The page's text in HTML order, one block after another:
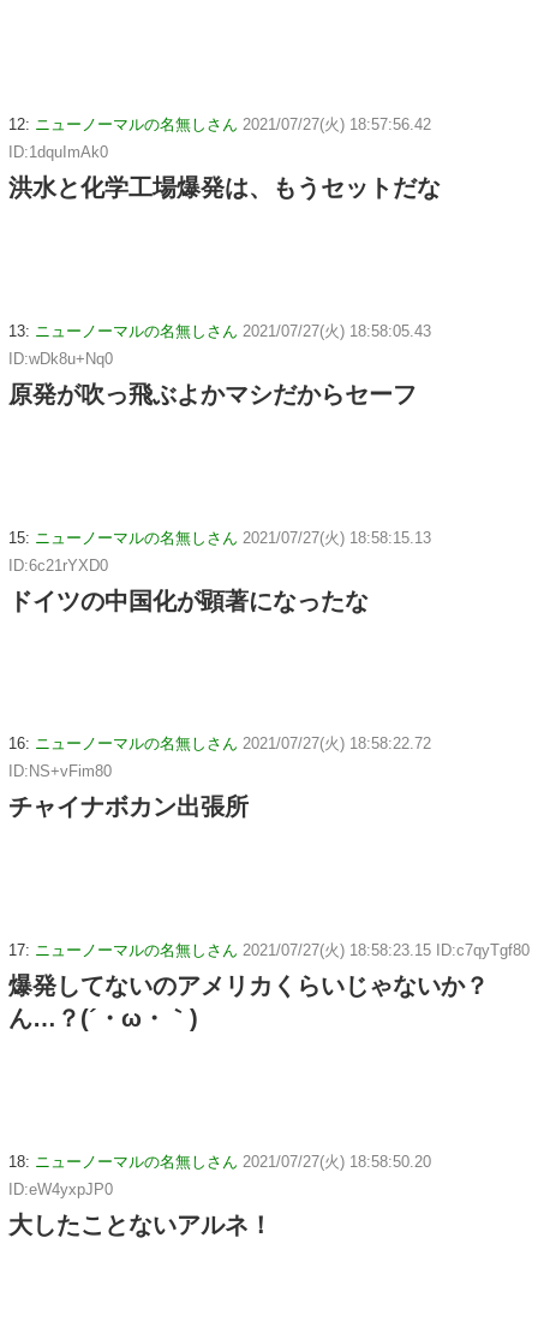
12: ニューノーマルの名無しさん 2021/07/27(火) 18:57:56.42
ID:1dquImAk0
洪水と化学工場爆発は、もうセットだな
13: ニューノーマルの名無しさん 2021/07/27(火) 18:58:05.43
ID:wDk8u+Nq0
原発が吹っ飛ぶよかマシだからセーフ
15: ニューノーマルの名無しさん 2021/07/27(火) 18:58:15.13
ID:6c21rYXD0
ドイツの中国化が顕著になったな
16: ニューノーマルの名無しさん 2021/07/27(火) 18:58:22.72
ID:NS+vFim80
チャイナボカン出張所
17: ニューノーマルの名無しさん 2021/07/27(火) 18:58:23.15 ID:c7qyTgf80
爆発してないのアメリカくらいじゃないか？
ん…？(´・ω・｀)
18: ニューノーマルの名無しさん 2021/07/27(火) 18:58:50.20
ID:eW4yxpJP0
大したことないアルネ！